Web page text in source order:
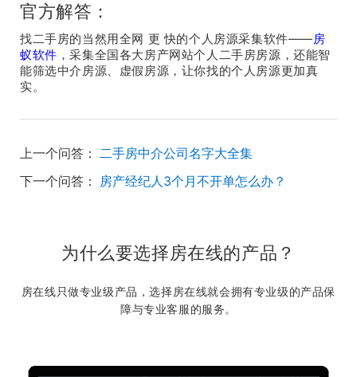
官方解答：
找二手房的当然用全网 更 快的个人房源采集软件——房
蚁软件 ，采集全国各大房产网站个人二手房房源，还能智
能筛选中介房源、虚假房源，让你找的个人房源更加真
实。
上一个问答： 二手房中介公司名字大全集
下一个问答： 房产经纪人3个月不开单怎么办？
为什么要选择房在线的产品？
房在线只做专业级产品，选择房在线就会拥有专业级的产品保
障与专业客服的服务。